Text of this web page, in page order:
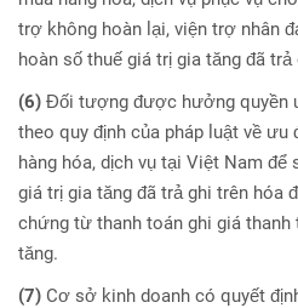
trợ không hoàn lại, viện trợ nhân
hoàn số thuế giá trị gia tăng đã
(6) Đối tượng được hưởng quyền
theo quy định của pháp luật về
hàng hóa, dịch vụ tại Việt Nam
giá trị gia tăng đã trả ghi trên hóa
chứng từ thanh toán ghi giá
tăng.
(7) Cơ sở kinh doanh có quyết